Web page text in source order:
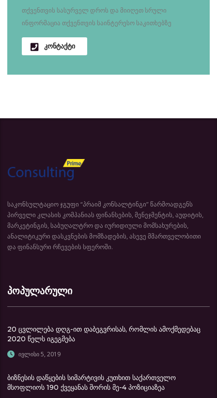
თქვენთვის სასურველ დროს და მიიღეთ სრული
ინფორმაცია თქვენთვის საინტერესო საკითხებზე
კონტაქტი
საკონსულტაციო ჯგუფი “პრაიმ კონსალტინგი” წარმოადგენს
პირველი კლასის კომპანიას ფინანსების, მენეჯმენტის, აუდიტის,
მარკეტინგის, საბუღალტრო და იურიდიული მომსახურების,
ანალიტიკური დასკვნების მომზადების, ასევე მმართველობითი
და ფინანსური რჩევების სფეროში.
პოპულარული
20 ცვლილება დღგ-ით დაბეგვრისას, რომლის ამოქმედებაც
2020 წელს იგეგმება
ივლისი 5, 2019
ბიზნესის დაწყების სიმარტივის კუთხით საქართველო
მსოფლიოს 190 ქვეყანას შორის მე-4 პოზიციაზეა